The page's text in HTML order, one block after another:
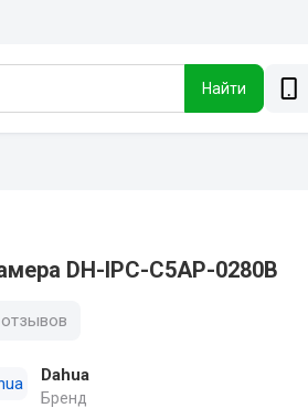
Найти
DH-IPC-C5AP-0280B
Dahua
Бренд